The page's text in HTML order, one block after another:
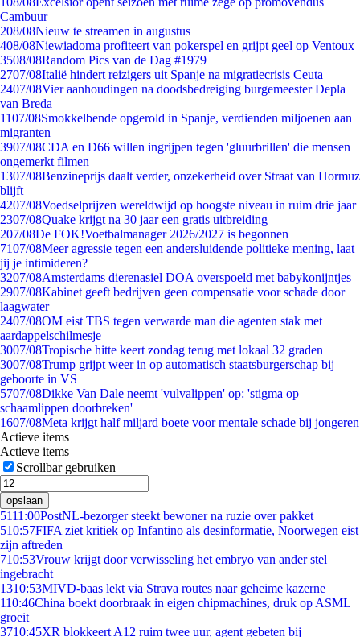
Cambuur
208/08Nieuw te streamen in augustus
408/08Niewiadoma profiteert van pokerspel en grijpt geel op Ventoux
3508/08Random Pics van de Dag #1979
2707/08Italië hindert reizigers uit Spanje na migratiecrisis Ceuta
2407/08Vier aanhoudingen na doodsbedreiging burgemeester Depla
van Breda
1107/08Smokkelbende opgerold in Spanje, verdienden miljoenen aan
migranten
3907/08CDA en D66 willen ingrijpen tegen 'gluurbrillen' die mensen
ongemerkt filmen
1307/08Benzineprijs daalt verder, onzekerheid over Straat van Hormuz
blijft
4207/08Voedselprijzen wereldwijd op hoogste niveau in ruim drie jaar
2307/08Quake krijgt na 30 jaar een gratis uitbreiding
207/08De FOK!Voetbalmanager 2026/2027 is begonnen
7107/08Meer agressie tegen een andersluidende politieke mening, laat
jij je intimideren?
3207/08Amsterdams dierenasiel DOA overspoeld met babykonijntjes
2907/08Kabinet geeft bedrijven geen compensatie voor schade door
laagwater
2407/08OM eist TBS tegen verwarde man die agenten stak met
aardappelschilmesje
3007/08Tropische hitte keert zondag terug met lokaal 32 graden
3007/08Trump grijpt weer in op automatisch staatsburgerschap bij
geboorte in VS
5707/08Dikke Van Dale neemt 'vulvalippen' op: 'stigma op
schaamlippen doorbreken'
1607/08Meta krijgt half miljard boete voor mentale schade bij jongeren
Actieve items
Actieve items
Scrollbar gebruiken
opslaan
5111:00PostNL-bezorger steekt bewoner na ruzie over pakket
510:57FIFA ziet kritiek op Infantino als desinformatie, Noorwegen eist
zijn aftreden
710:53Vrouw krijgt door verwisseling het embryo van ander stel
ingebracht
1310:53MIVD-baas lekt via Strava routes naar geheime kazerne
110:46China boekt doorbraak in eigen chipmachines, druk op ASML
groeit
3710:45XR blokkeert A12 ruim twee uur, agent gebeten bij